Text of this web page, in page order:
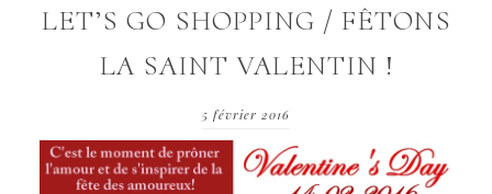
LET’S GO SHOPPING / FÊTONS
LA SAINT VALENTIN !
5 février 2016